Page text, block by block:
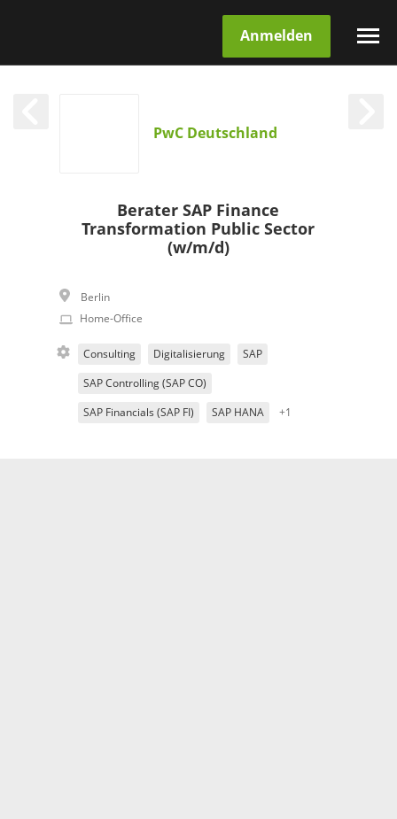
Anmelden
PwC Deutschland
Berater SAP Finance
Transformation Public Sector
(w/m/d)
Berlin
Home-Office
Consulting Digitalisierung SAP
SAP Controlling (SAP CO)
SAP Financials (SAP FI) SAP HANA +1